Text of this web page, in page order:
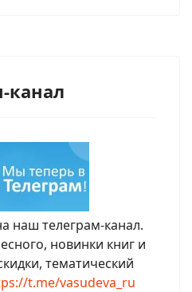
канал
наш телеграм-канал.
новинки книг и
тематический
t.me/vasudeva_ru